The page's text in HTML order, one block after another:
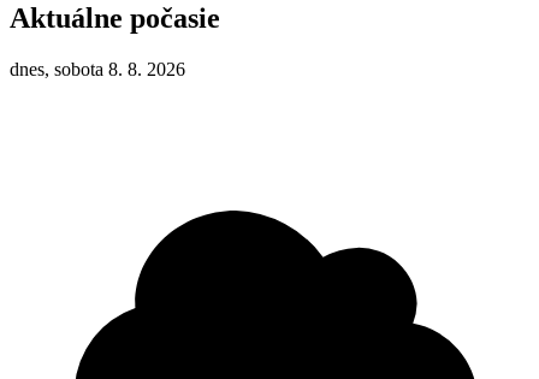
Aktuálne počasie
dnes, sobota 8. 8. 2026